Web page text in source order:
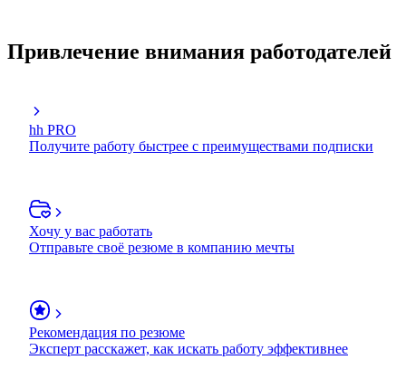
Привлечение внимания работодателей
hh PRO
Получите работу быстрее с преимуществами подписки
Хочу у вас работать
Отправьте своё резюме в компанию мечты
Рекомендация по резюме
Эксперт расскажет, как искать работу эффективнее